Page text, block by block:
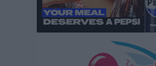
ευρώ επειδή δεν βρήκε ξαπλώστρες στις
οικογενειακές διακοπές του
Τοπικές Ειδήσεις• πριν 14 ώρες
Ο γεωεντοπισμός μέσω 112 «έσωσε»